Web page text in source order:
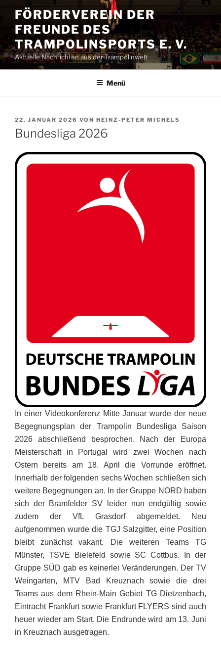
Inhalt
springen
FÖRDERVEREIN DER
FREUNDE DES
TRAMPOLINSPORTS E. V.
Aktuelle Nachrichten aus der Trampolinwelt
Menü
VERÖFFENTLICHT
AM
22. JANUAR 2026 VON HEINZ-PETER MICHELS
Bundesliga 2026
In einer Videokonferenz Mitte Januar wurde der neue
Begegnungsplan der Trampolin Bundesliga Saison
2026 abschließend besprochen. Nach der Europa
Meisterschaft in Portugal wird zwei Wochen nach
Ostern bereits am 18. April
die Vorrunde eröffnet.
Innerhalb der folgenden sechs Wochen schließen sich
weitere Begegnungen an. In der Gruppe NORD haben
sich der Bramfelder SV leider nun endgültig sowie
zudem der VfL Grasdorf abgemeldet. Neu
aufgenommen wurde die TGJ Salzgitter, eine Position
bleibt zunächst vakant. Die weiteren Teams TG
Münster, TSVE Bielefeld sowie SC Cottbus. In der
Gruppe SÜD gab es keinerlei Veränderungen. Der TV
Weingarten, MTV Bad Kreuznach sowie die drei
Teams aus dem Rhein-Main Gebiet TG Dietzenbach,
Eintracht Frankfurt sowie Frankfurt FLYERS sind auch
heuer wieder am Start. Die Endrunde wird am 13. Juni
in Kreuznach ausgetragen.